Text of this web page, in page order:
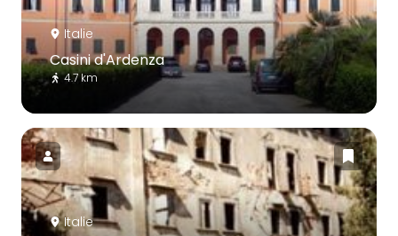
Italie
Casini d'Ardenza
4.7 km
Italie